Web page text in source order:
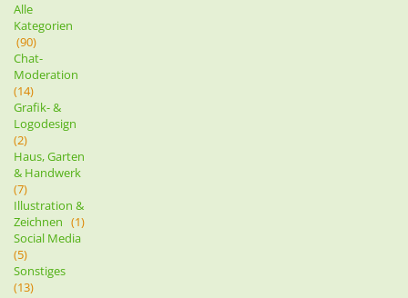
Alle
Kategorien
(90)
Chat-
Moderation
(14)
Grafik- &
Logodesign
(2)
Haus, Garten
& Handwerk
(7)
Illustration &
Zeichnen (1)
Social Media
(5)
Sonstiges
(13)